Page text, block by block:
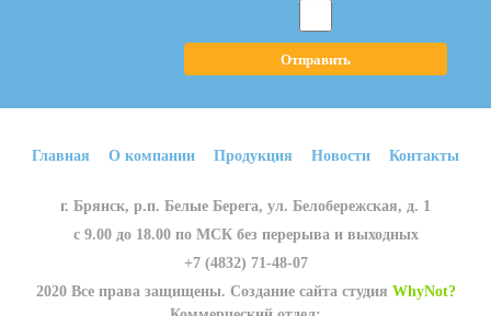
Главная О компании Продукция Новости Контакты
г. Брянск, р.п. Белые Берега, ул. Белобережская, д. 1
с 9.00 до 18.00 по МСК без перерыва и выходных
+7 (4832) 71-48-07
2020 Все права защищены. Создание сайта студия WhyNot?